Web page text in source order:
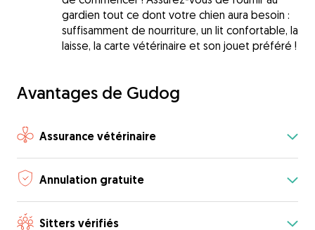
gardien tout ce dont votre chien aura besoin :
suffisamment de nourriture, un lit confortable, la
laisse, la carte vétérinaire et son jouet préféré !
Avantages de Gudog
Assurance vétérinaire
Annulation gratuite
Sitters vérifiés